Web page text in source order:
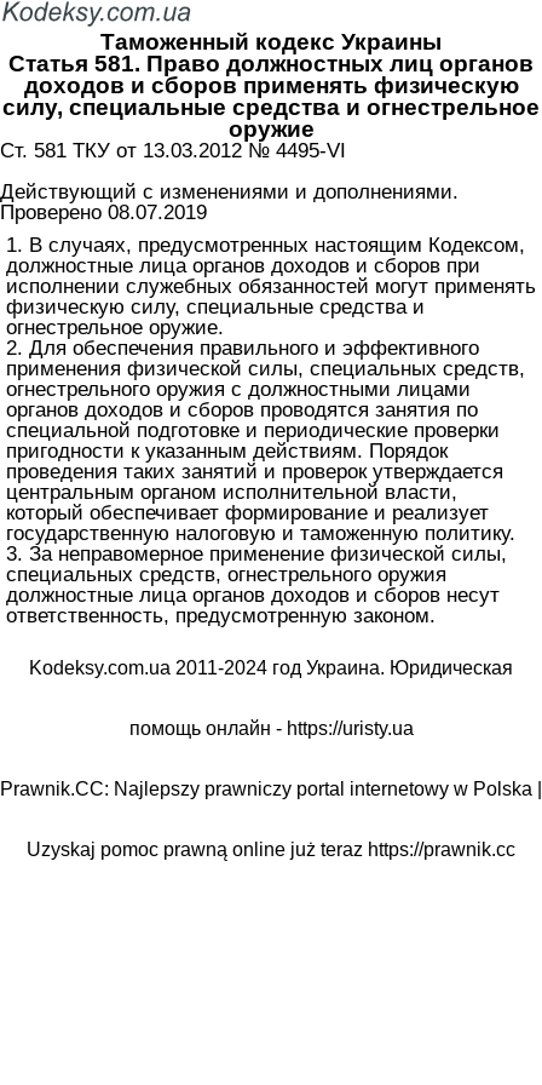
Таможенный кодекс Украины
Статья 581. Право должностных лиц органов
доходов и сборов применять физическую
силу, специальные средства и огнестрельное
оружие
Ст. 581 ТКУ от 13.03.2012 № 4495-VI
Действующий с изменениями и дополнениями.
Проверено 08.07.2019
1. В случаях, предусмотренных настоящим Кодексом,
должностные лица органов доходов и сборов при
исполнении служебных обязанностей могут применять
физическую силу, специальные средства и
огнестрельное оружие.
2. Для обеспечения правильного и эффективного
применения физической силы, специальных средств,
огнестрельного оружия с должностными лицами
органов доходов и сборов проводятся занятия по
специальной подготовке и периодические проверки
пригодности к указанным действиям. Порядок
проведения таких занятий и проверок утверждается
центральным органом исполнительной власти,
который обеспечивает формирование и реализует
государственную налоговую и таможенную политику.
3. За неправомерное применение физической силы,
специальных средств, огнестрельного оружия
должностные лица органов доходов и сборов несут
ответственность, предусмотренную законом.
Kodeksy.com.ua 2011-2024 год Украина. Юридическая
помощь онлайн - https://uristy.ua
Prawnik.CC: Najlepszy prawniczy portal internetowy w Polska |
Uzyskaj pomoc prawną online już teraz https://prawnik.cc